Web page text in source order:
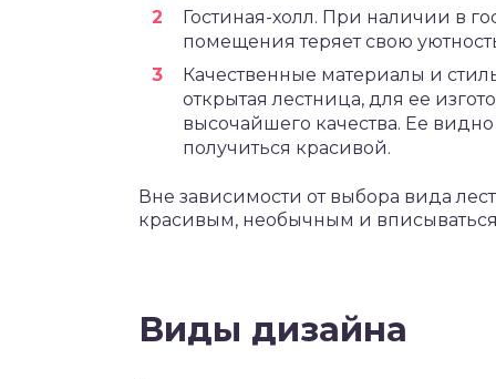
Гостиная-холл. При наличии в
помещения теряет свою
Качественные материалы и
открытая лестница, для ее
высочайшего качества. Ее
получиться красивой.
Вне зависимости от выбора вида
красивым, необычным и
Виды дизайна